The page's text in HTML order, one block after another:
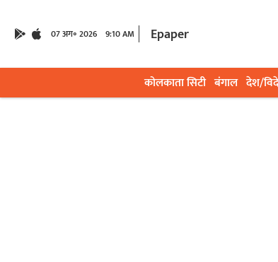
07 अग॰ 2026 9:10 AM Epaper
कोलकाता सिटी बंगाल देश/